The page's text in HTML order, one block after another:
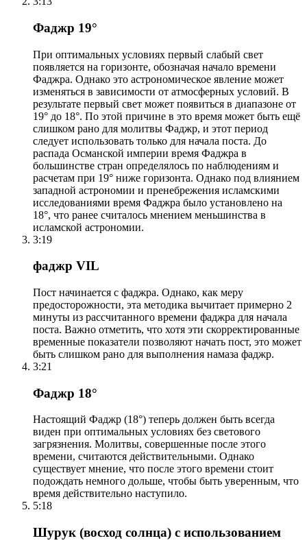
Фаджр 19°
При оптимальных условиях первый слабый свет
появляется на горизонте, обозначая начало времени
Фаджра. Однако это астрономическое явление может
изменяться в зависимости от атмосферных условий. В
результате первый свет может появиться в диапазоне от
19° до 18°. По этой причине в это время может быть ещё
слишком рано для молитвы Фаджр, и этот период
следует использовать только для начала поста. До
распада Османской империи время Фаджра в
большинстве стран определялось по наблюдениям и
расчетам при 19° ниже горизонта. Однако под влиянием
западной астрономии и пренебрежения исламскими
исследованиями время Фаджра было установлено на
18°, что ранее считалось мнением меньшинства в
исламской астрономии.
3:19
фаджр VIL
Пост начинается с фаджра. Однако, как меру
предосторожности, эта методика вычитает примерно 2
минуты из рассчитанного времени фаджра для начала
поста. Важно отметить, что хотя эти скорректированные
временные показатели позволяют начать пост, это может
быть слишком рано для выполнения намаза фаджр.
3:21
Фаджр 18°
Настоящий Фаджр (18°) теперь должен быть всегда
виден при оптимальных условиях без светового
загрязнения. Молитвы, совершенные после этого
времени, считаются действительными. Однако
существует мнение, что после этого времени стоит
подождать немного дольше, чтобы быть уверенным, что
время действительно наступило.
5:18
Шурук (восход солнца) с использованием